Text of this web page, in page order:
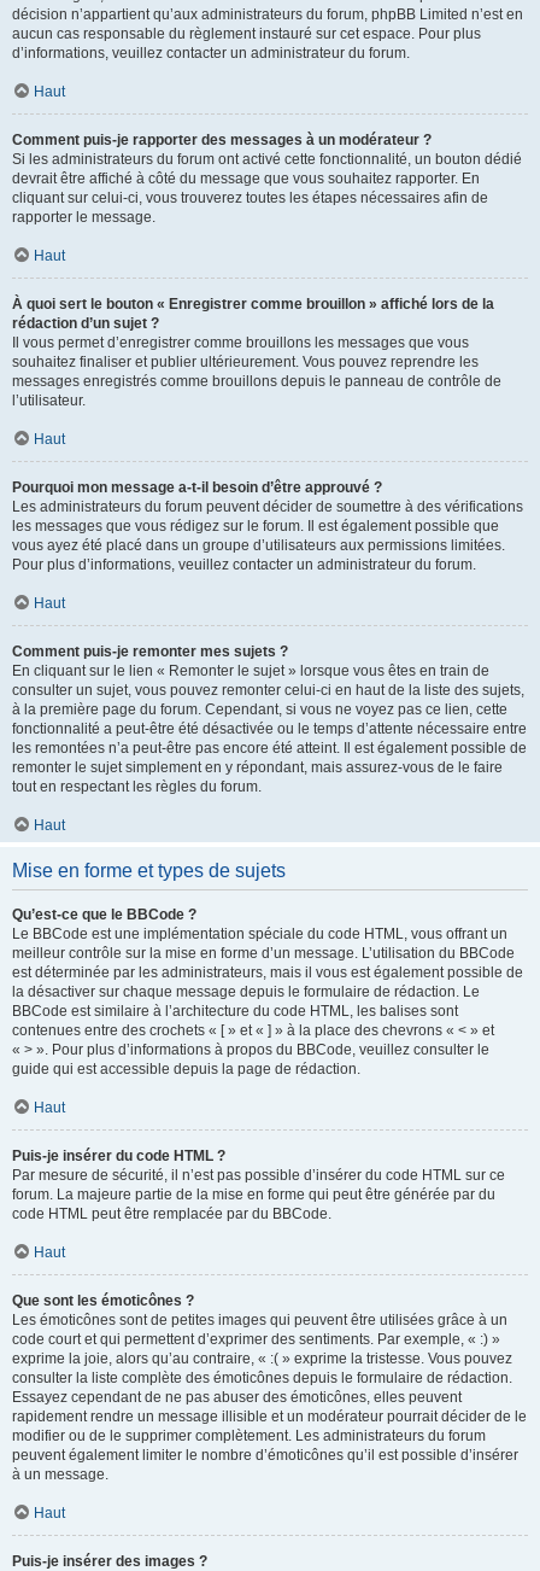
décision n’appartient qu’aux administrateurs du forum, phpBB Limited n’est en
aucun cas responsable du règlement instauré sur cet espace. Pour plus
d’informations, veuillez contacter un administrateur du forum.
Haut
Comment puis-je rapporter des messages à un modérateur ?
Si les administrateurs du forum ont activé cette fonctionnalité, un bouton dédié
devrait être affiché à côté du message que vous souhaitez rapporter. En
cliquant sur celui-ci, vous trouverez toutes les étapes nécessaires afin de
rapporter le message.
Haut
À quoi sert le bouton « Enregistrer comme brouillon » affiché lors de la
rédaction d’un sujet ?
Il vous permet d’enregistrer comme brouillons les messages que vous
souhaitez finaliser et publier ultérieurement. Vous pouvez reprendre les
messages enregistrés comme brouillons depuis le panneau de contrôle de
l’utilisateur.
Haut
Pourquoi mon message a-t-il besoin d’être approuvé ?
Les administrateurs du forum peuvent décider de soumettre à des vérifications
les messages que vous rédigez sur le forum. Il est également possible que
vous ayez été placé dans un groupe d’utilisateurs aux permissions limitées.
Pour plus d’informations, veuillez contacter un administrateur du forum.
Haut
Comment puis-je remonter mes sujets ?
En cliquant sur le lien « Remonter le sujet » lorsque vous êtes en train de
consulter un sujet, vous pouvez remonter celui-ci en haut de la liste des sujets,
à la première page du forum. Cependant, si vous ne voyez pas ce lien, cette
fonctionnalité a peut-être été désactivée ou le temps d’attente nécessaire entre
les remontées n’a peut-être pas encore été atteint. Il est également possible de
remonter le sujet simplement en y répondant, mais assurez-vous de le faire
tout en respectant les règles du forum.
Haut
Mise en forme et types de sujets
Qu’est-ce que le BBCode ?
Le BBCode est une implémentation spéciale du code HTML, vous offrant un
meilleur contrôle sur la mise en forme d’un message. L’utilisation du BBCode
est déterminée par les administrateurs, mais il vous est également possible de
la désactiver sur chaque message depuis le formulaire de rédaction. Le
BBCode est similaire à l’architecture du code HTML, les balises sont
contenues entre des crochets « [ » et « ] » à la place des chevrons « < » et
« > ». Pour plus d’informations à propos du BBCode, veuillez consulter le
guide qui est accessible depuis la page de rédaction.
Haut
Puis-je insérer du code HTML ?
Par mesure de sécurité, il n’est pas possible d’insérer du code HTML sur ce
forum. La majeure partie de la mise en forme qui peut être générée par du
code HTML peut être remplacée par du BBCode.
Haut
Que sont les émoticônes ?
Les émoticônes sont de petites images qui peuvent être utilisées grâce à un
code court et qui permettent d’exprimer des sentiments. Par exemple, « :) »
exprime la joie, alors qu’au contraire, « :( » exprime la tristesse. Vous pouvez
consulter la liste complète des émoticônes depuis le formulaire de rédaction.
Essayez cependant de ne pas abuser des émoticônes, elles peuvent
rapidement rendre un message illisible et un modérateur pourrait décider de le
modifier ou de le supprimer complètement. Les administrateurs du forum
peuvent également limiter le nombre d’émoticônes qu’il est possible d’insérer
à un message.
Haut
Puis-je insérer des images ?